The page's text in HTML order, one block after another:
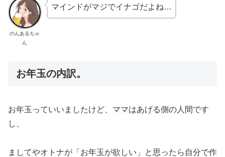
のんあるちゃ
ん
マインドがマジでイナゴだよね…
お年玉の内訳。
お年玉っていいましたけど、ママはあげる側の人間です
し、
ましてやオトナが「お年玉が欲しい」と思ったら自分で作